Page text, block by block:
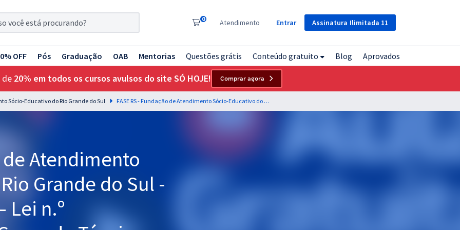
Assinatura Ilimitada 11
0 Atendimento Entrar
OFF Pós Graduação OAB Mentorias Questões grátis Conteúdo gratuito Blog Aprovados
de 20% em todos os cursos avulsos do site SÓ HOJE! Comprar agora
Sócio-Educativo do Rio Grande do Sul FASE RS - Fundação de Atendimento Sócio-Educativo do Rio Grande do Sul - Lei Maria da Penha – Lei n.º 11.340/2006 para o Cargo de Técnico em Contabilidade - Professor Diego Fontes
de Atendimento
Grande do Sul -
Lei n.º